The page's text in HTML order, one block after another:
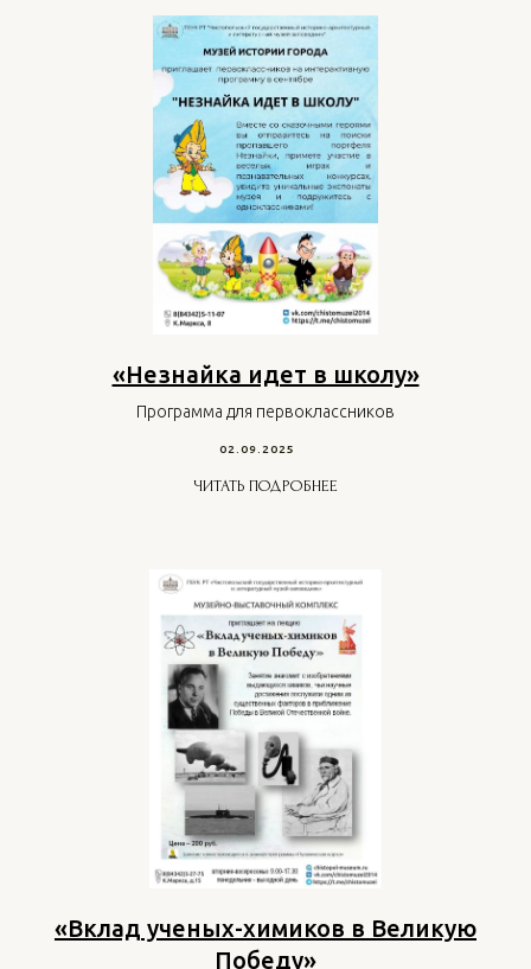
«Незнайка идет в школу»
Программа для первоклассников
02.09.2025
ЧИТАТЬ ПОДРОБНЕЕ
«Вклад ученых-химиков в Великую
Победу»